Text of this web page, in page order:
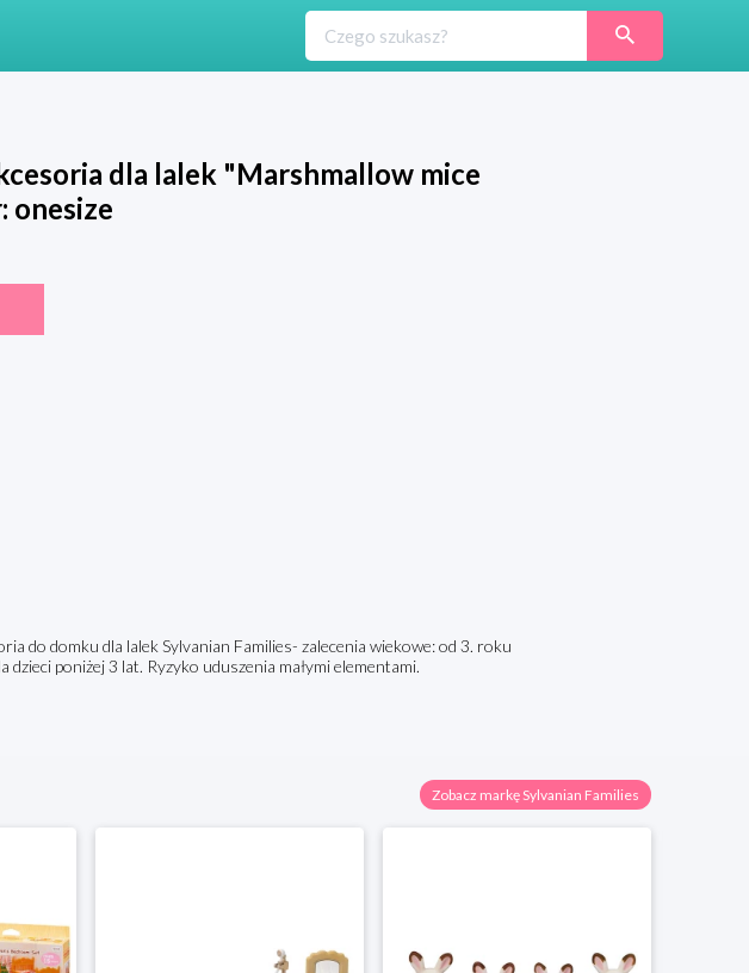
dla lalek "Marshmallow mice
onesize
do domku dla lalek Sylvanian Families- zalecenia wiekowe: od 3. roku
dzieci poniżej 3 lat. Ryzyko uduszenia małymi elementami.
Zobacz markę Sylvanian Families